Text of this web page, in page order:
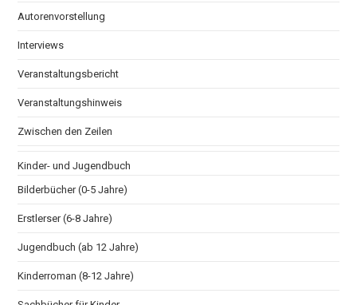
Autorenvorstellung
Interviews
Veranstaltungsbericht
Veranstaltungshinweis
Zwischen den Zeilen
Kinder- und Jugendbuch
Bilderbücher (0-5 Jahre)
Erstlerser (6-8 Jahre)
Jugendbuch (ab 12 Jahre)
Kinderroman (8-12 Jahre)